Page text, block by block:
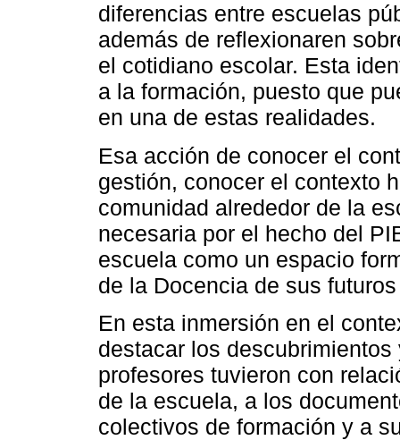
diferencias entre escuelas
además de reflexionaren
el cotidiano escolar. Esta
a la formación, puesto que
en una de estas realidades.
Esa acción de conocer el
gestión, conocer el contexto
comunidad alrededor de la
necesaria por el hecho del
escuela como un espacio
de la Docencia de sus
En esta inmersión en el
destacar los
profesores tuvieron con
de la escuela, a los
colectivos de formación y a